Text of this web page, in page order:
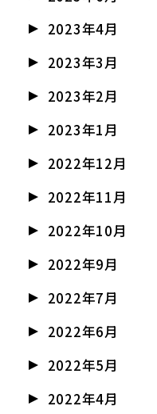
2023年4月
2023年3月
2023年2月
2023年1月
2022年12月
2022年11月
2022年10月
2022年9月
2022年7月
2022年6月
2022年5月
2022年4月